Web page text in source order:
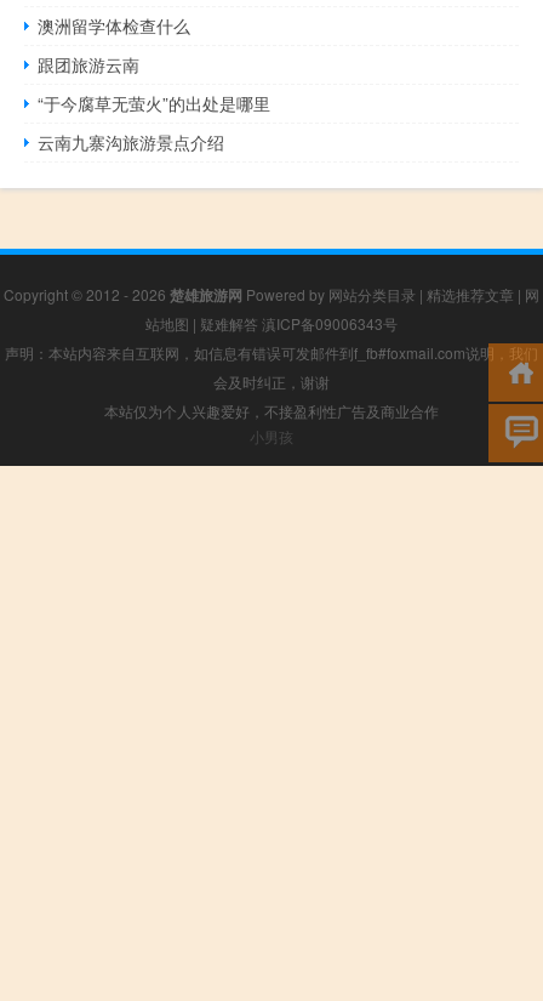
澳洲留学体检查什么
跟团旅游云南
“于今腐草无萤火”的出处是哪里
云南九寨沟旅游景点介绍
Copyright © 2012 - 2026 楚雄旅游网 Powered by 网站分类目录 | 精选推荐文章 | 网
站地图 | 疑难解答 滇ICP备09006343号
声明：本站内容来自互联网，如信息有错误可发邮件到f_fb#foxmail.com说明，我们
会及时纠正，谢谢
本站仅为个人兴趣爱好，不接盈利性广告及商业合作
小男孩